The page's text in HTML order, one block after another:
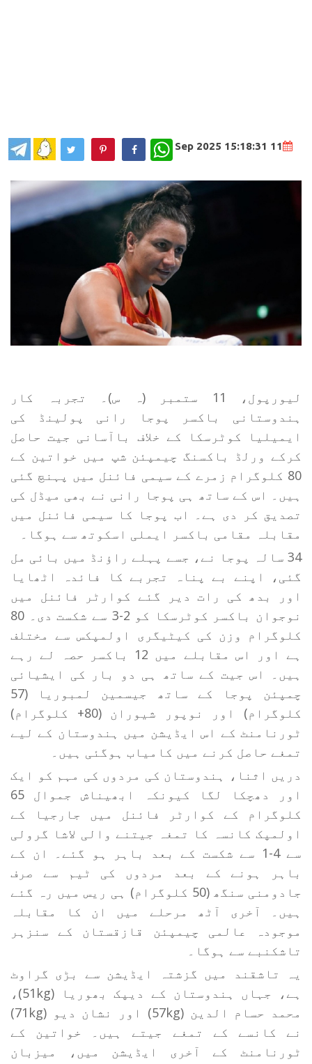
11 Sep 2025 15:18:31
WhatsApp
لیورپول، 11 ستمبر (ہ س)۔ تجربہ کار
ہندوستانی باکسر پوجا رانی پولینڈ کی
ایمیلیا کوٹرسکا کے خلاف باآسانی جیت حاصل
کرکے ورلڈ باکسنگ چیمپئن شپ میں خواتین کے
80 کلوگرام زمرے کے سیمی فائنل میں پہنچ گئی
ہیں۔ اس کے ساتھ ہی پوجا رانی نے بھی میڈل کی
تصدیق کر دی ہے۔ اب پوجا کا سیمی فائنل میں
مقابلہ مقامی باکسر ایملی اسکوتھ سے ہوگا۔
34 سالہ پوجا نے، جسے پہلے راؤنڈ میں بائی مل
گئی، اپنے بے پناہ تجربے کا فائدہ اٹھایا
اور بدھ کی رات دیر گئے کوارٹر فائنل میں
نوجوان باکسر کوٹرسکا کو 2-3 سے شکست دی۔ 80
کلوگرام وزن کی کیٹیگری اولمپکس سے مختلف
ہے اور اس مقابلے میں 12 باکسر حصہ لے رہے
ہیں۔ اس جیت کے ساتھ ہی دو بار کی ایشیائی
چمپئن پوجا کے ساتھ جیسمین لمبوریا (57
کلوگرام) اور نوپور شیوران (80+ کلوگرام)
ٹورنامنٹ کے اس ایڈیشن میں ہندوستان کے لیے
تمغے حاصل کرنے میں کامیاب ہوگئی ہیں۔
دریں اثنا، ہندوستان کی مردوں کی مہم کو ایک
اور دھچکا لگا کیونکہ ابھیناش جموال 65
کلوگرام کے کوارٹر فائنل میں جارجیا کے
اولمپک کانسہ کا تمغہ جیتنے والی لاشا گرولی
سے 4-1 سے شکست کے بعد باہر ہو گئے۔ ان کے
باہر ہونے کے بعد مردوں کی ٹیم سے صرف
جادومنی سنگھ (50 کلوگرام) ہی ریس میں رہ گئے
ہیں۔ آخری آٹھ مرحلے میں ان کا مقابلہ
موجودہ عالمی چیمپئن قازقستان کے سنزہر
تاشکنبے سے ہوگا۔
یہ تاشقند میں گزشتہ ایڈیشن سے بڑی گراوٹ
ہے، جہاں ہندوستان کے دیپک بھوریا (51kg)،
محمد حسام الدین (57kg) اور نشان دیو (71kg)
نے کانسے کے تمغے جیتے ہیں۔ خواتین کے
ٹورنامنٹ کے آخری ایڈیشن میں، میزبان